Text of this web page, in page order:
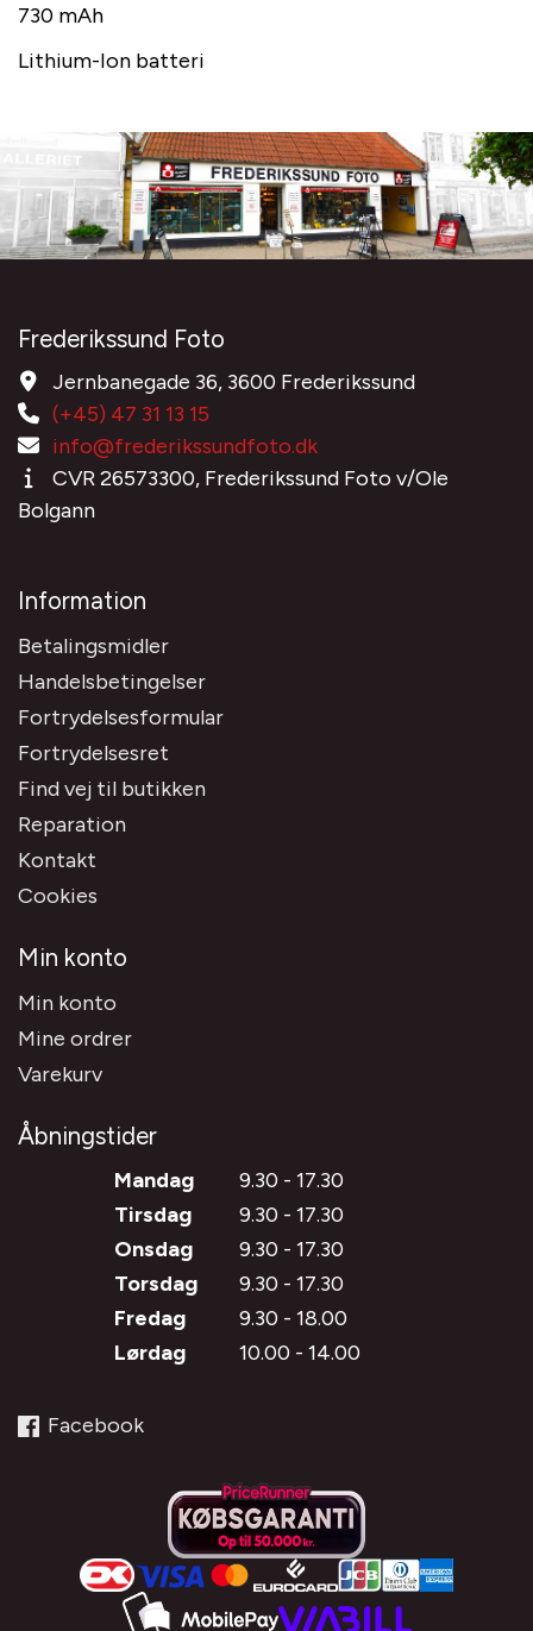
730 mAh
Lithium-Ion batteri
Frederikssund Foto
Jernbanegade 36, 3600 Frederikssund
(+45) 47 31 13 15
info@frederikssundfoto.dk
CVR 26573300, Frederikssund Foto v/Ole
Bolgann
Information
Betalingsmidler
Handelsbetingelser
Fortrydelsesformular
Fortrydelsesret
Find vej til butikken
Reparation
Kontakt
Cookies
Min konto
Min konto
Mine ordrer
Varekurv
Åbningstider
Mandag
9.30 - 17.30
Tirsdag
9.30 - 17.30
Onsdag
9.30 - 17.30
Torsdag
9.30 - 17.30
Fredag
9.30 - 18.00
Lørdag
10.00 - 14.00
Facebook